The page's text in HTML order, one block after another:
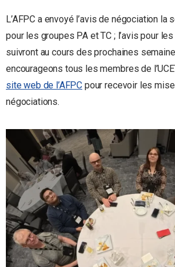
L’AFPC a envoyé l’avis de négociation la
pour les groupes PA et TC ; l’avis pour
suivront au cours des prochaines
encourageons tous les membres de
site web de l’AFPC pour recevoir les
négociations.